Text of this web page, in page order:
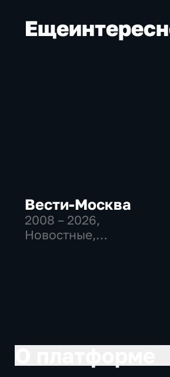
Еще
Вести-Москва
2008 – 2026,
Новостные,